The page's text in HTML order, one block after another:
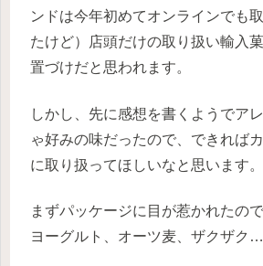
ンドは今年初めてオンラインでも
たけど）店頭だけの取り扱い輸入
置づけだと思われます。
しかし、先に感想を書くようでア
ゃ好みの味だったので、できれば
に取り扱ってほしいなと思います。
まずパッケージに目が惹かれたの
ヨーグルト、オーツ麦、ザクザク…